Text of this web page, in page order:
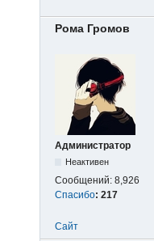
Рома Громов
Администратор
Неактивен
Сообщений: 8,926
Спасибо: 217
Сайт